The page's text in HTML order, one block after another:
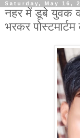
Saturday, May 16,
नहर में डूबे युवक
भरकर